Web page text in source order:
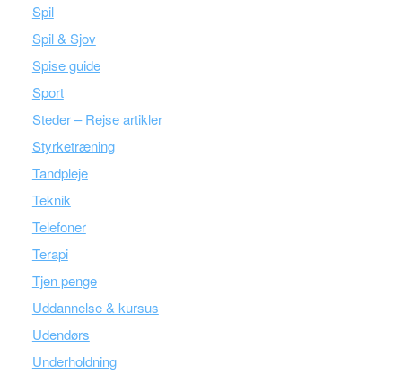
Spil
Spil & Sjov
Spise guide
Sport
Steder – Rejse artikler
Styrketræning
Tandpleje
Teknik
Telefoner
Terapi
Tjen penge
Uddannelse & kursus
Udendørs
Underholdning